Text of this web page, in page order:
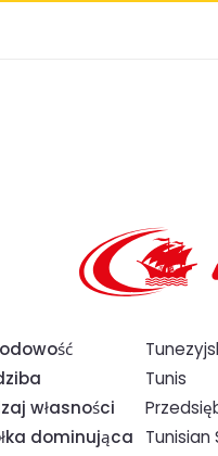
Tunis
własności
dominująca